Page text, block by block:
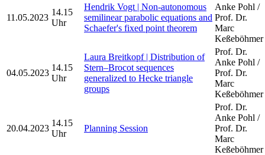
11.05.2023
14.15
Uhr
Hendrik Vogt | Non-autonomous
semilinear parabolic equations and
Schaefer's fixed point theorem
Anke Pohl /
Prof. Dr.
Marc
Keßeböhmer
04.05.2023
14.15
Uhr
Laura Breitkopf | Distribution of
Stern–Brocot sequences
generalized to Hecke triangle
groups
Prof. Dr.
Anke Pohl /
Prof. Dr.
Marc
Keßeböhmer
20.04.2023
14.15
Uhr
Planning Session
Prof. Dr.
Anke Pohl /
Prof. Dr.
Marc
Keßeböhmer